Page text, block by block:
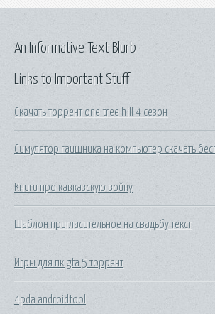
Links to Important Stuff
Скачать торрент one tree hill 4 сезон
Симулятор гаишника на компьютер скачать
Книги про кавказскую войну
Шаблон пригласительное на свадьбу текст
Игры для пк gta 5 торрент
4pda androidtool
An Informative Text Blurb